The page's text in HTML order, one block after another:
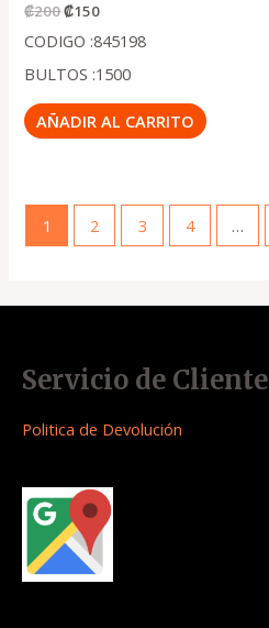
₡200₡150
CODIGO :845198
BULTOS :1500
AÑADIR AL CARRITO
1 2 3 4 …
Servicio de Cliente
Politica de Devolución